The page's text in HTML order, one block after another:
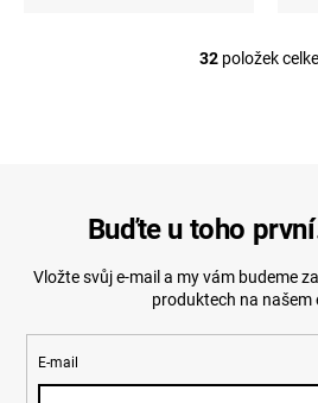
O
í
p
v
k
p
32položek
Buďte u toho
Vložte svůj e-mail a my vám budeme
produktech na našem
E-mail